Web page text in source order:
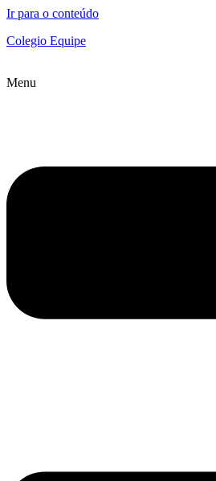
Ir para o conteúdo
Colegio Equipe
Menu